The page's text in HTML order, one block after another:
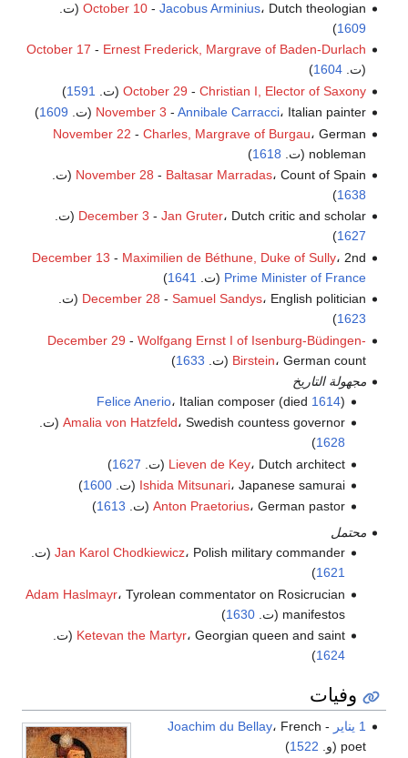
October 10- Jacobus Arminius، Dutch theologian (ت.
1609
)
October 17 - Ernest Frederick, Margrave of Baden-Durlach
(ت.1604
)
October 29 - Christian I, Elector of Saxony (ت. 1591
)
November 3 - Annibale Carracci، Italian painter (ت. 1609
)
November 22 - Charles, Margrave of Burgau، German
nobleman (ت.
1618
)
November 28 - Baltasar Marradas، Count of Spain (ت.
1638
)
December 3 - Jan Gruter، Dutch critic and scholar (ت.
1627
)
December 13 - Maximilien de Béthune, Duke of Sully، 2nd
Prime Minister of France (ت. 1641
)
December 28 - Samuel Sandys، English politician (ت.
1623
)
December 29 - Wolfgang Ernst I of Isenburg-Büdingen-
Birstein، German count (ت. 1633
)
مجهولة التاريخ
Felice Anerio، Italian composer (died 1614)
Amalia von Hatzfeld، Swedish countess governor (ت.
1628
)
Lieven de Key، Dutch architect (ت. 1627
)
Ishida Mitsunari، Japanese samurai (ت. 1600
)
Anton Praetorius، German pastor (ت. 1613
)
محتمل
Jan Karol Chodkiewicz، Polish military commander (ت.
1621
)
Adam Haslmayr، Tyrolean commentator on Rosicrucian
manifestos (ت.
1630
)
Ketevan the Martyr، Georgian queen and saint (ت.
1624
)
وفيات
1 يناير -
Joachim du Bellay، French
poet (و.
1522
)